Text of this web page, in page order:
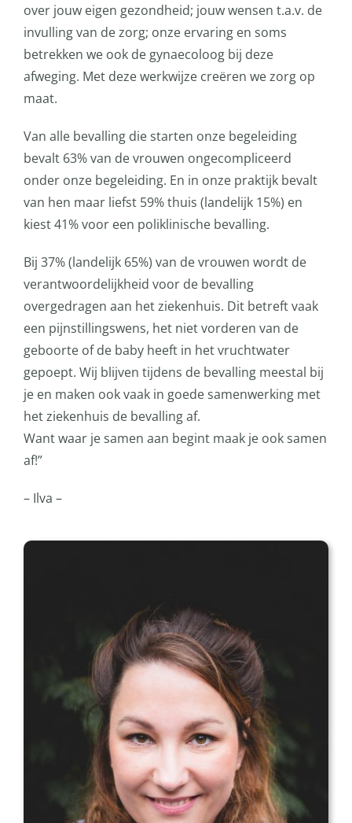
over jouw eigen gezondheid; jouw wensen t.a.v. de
invulling van de zorg; onze ervaring en soms
betrekken we ook de gynaecoloog bij deze
afweging. Met deze werkwijze creëren we zorg op
maat.
Van alle bevalling die starten onze begeleiding
bevalt 63% van de vrouwen ongecompliceerd
onder onze begeleiding. En in onze praktijk bevalt
van hen maar liefst 59% thuis (landelijk 15%) en
kiest 41% voor een poliklinische bevalling.
Bij 37% (landelijk 65%) van de vrouwen wordt de
verantwoordelijkheid voor de bevalling
overgedragen aan het ziekenhuis. Dit betreft vaak
een pijnstillingswens, het niet vorderen van de
geboorte of de baby heeft in het vruchtwater
gepoept. Wij blijven tijdens de bevalling meestal bij
je en maken ook vaak in goede samenwerking met
het ziekenhuis de bevalling af.
Want waar je samen aan begint maak je ook samen
af!”
– Ilva –